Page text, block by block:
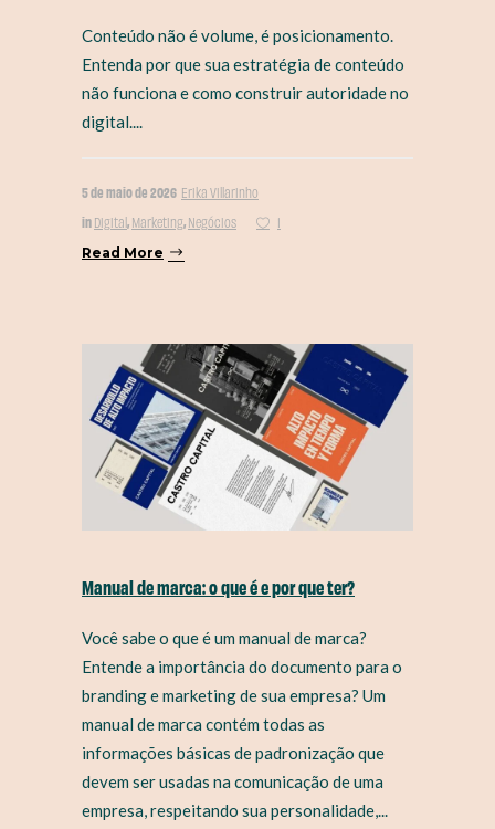
Conteúdo não é volume, é posicionamento.
Entenda por que sua estratégia de conteúdo
não funciona e como construir autoridade no
digital....
5 de maio de 2026 Erika Villarinho
in Digital, Marketing, Negócios
1
Read More
Manual de marca: o que é e por que ter?
Você sabe o que é um manual de marca?
Entende a importância do documento para o
branding e marketing de sua empresa? Um
manual de marca contém todas as
informações básicas de padronização que
devem ser usadas na comunicação de uma
empresa, respeitando sua personalidade,...